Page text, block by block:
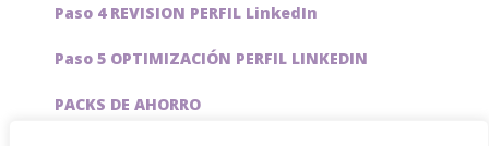
Paso 4 REVISION PERFIL LinkedIn
Paso 5 OPTIMIZACIÓN PERFIL LINKEDIN
PACKS DE AHORRO